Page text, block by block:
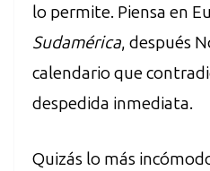
lo permite. Piensa en
Sudamérica, después
calendario que
despedida inmediata.
Quizás lo más